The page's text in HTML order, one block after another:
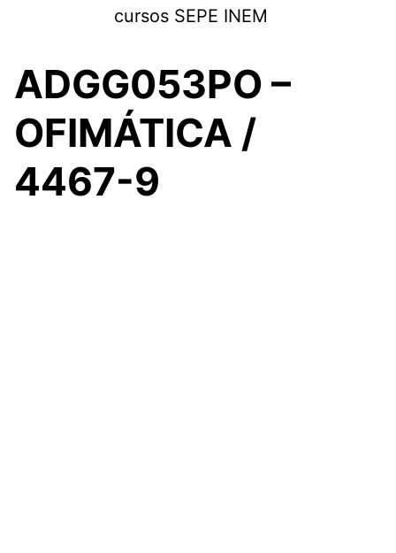
cursos SEPE INEM
ADGG053PO –
OFIMÁTICA /
4467-9